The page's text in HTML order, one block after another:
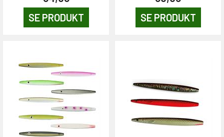
SE PRODUKT SE PRODUKT